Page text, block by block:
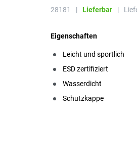
28181 | Lieferbar |
Eigenschaften
Leicht und sportlich
ESD zertifiziert
Wasserdicht
Schutzkappe